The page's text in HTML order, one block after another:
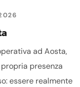
ad Aosta,
presenza
essere realmente